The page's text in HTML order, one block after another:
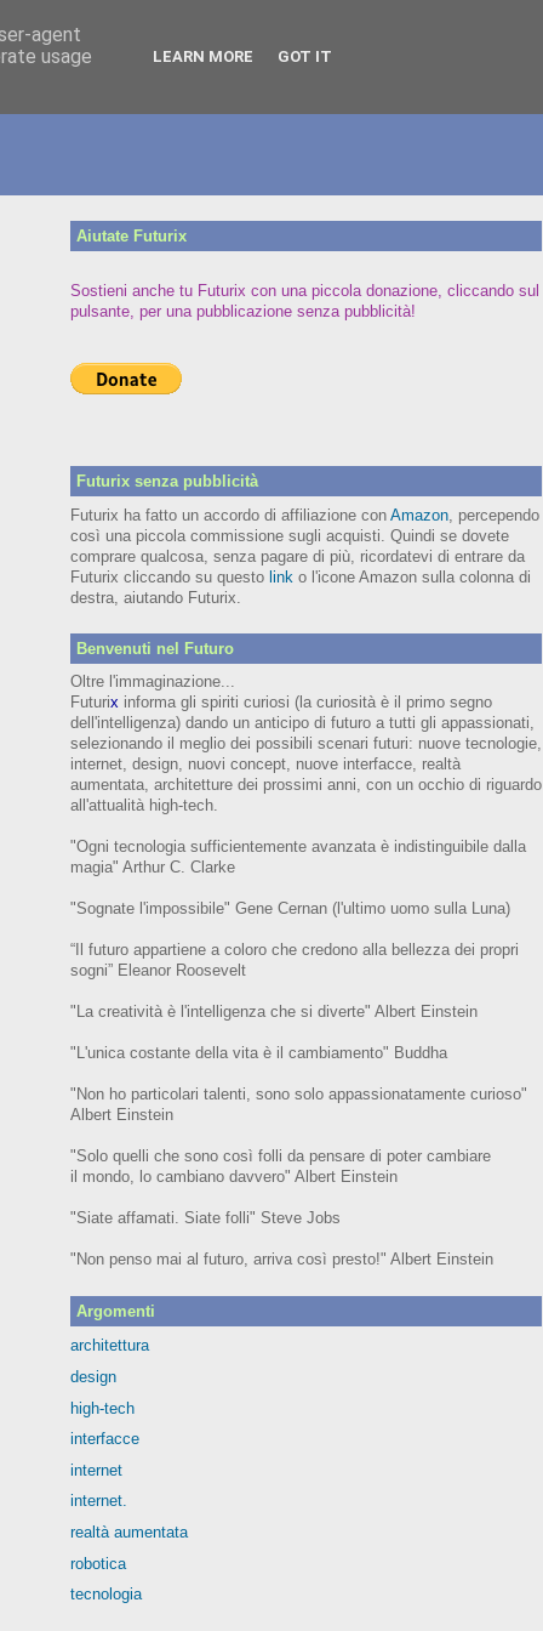
Aiutate Futurix
Sostieni anche tu Futurix con una piccola donazione, cliccando sul
pulsante, per una pubblicazione senza pubblicità!
Futurix senza pubblicità
Futurix ha fatto un accordo di affiliazione con Amazon, percependo
così una piccola commissione sugli acquisti. Quindi se dovete
comprare qualcosa, senza pagare di più, ricordatevi di entrare da
Futurix cliccando su questo link o l'icone Amazon sulla colonna di
destra, aiutando Futurix.
Benvenuti nel Futuro
Oltre l'immaginazione...
Futurix informa gli spiriti curiosi (la curiosità è il primo segno
dell'intelligenza)dando un anticipo di futuroa tutti gli appassionati,
selezionando il meglio dei possibili scenari futuri: nuove tecnologie,
internet, design, nuovi concept, nuove interfacce, realtà
aumentata, architetture dei prossimi anni, con un occhio di riguardo
all'attualità high-tech.
"Ogni tecnologia sufficientemente avanzata è indistinguibile dalla
magia" Arthur C. Clarke
"Sognate l'impossibile" Gene Cernan (l'ultimo uomo sulla Luna)
“Il futuro appartiene a coloro che credono alla bellezza dei propri
sogni” EleanorRoosevelt
"La creatività è l'intelligenza che si diverte" Albert Einstein
"L'unica costante della vita è il cambiamento" Buddha
"Non ho particolari talenti, sono solo appassionatamente curioso"
Albert Einstein
"Solo quelli che sono così folli da pensare di poter cambiare
il mondo, lo cambiano davvero" Albert Einstein
"Siate affamati. Siate folli" Steve Jobs
"Non penso mai al futuro, arriva così presto!" Albert Einstein
Argomenti
architettura
design
high-tech
interfacce
internet
internet.
realtà aumentata
robotica
tecnologia
agent
usage
LEARN MORE GOT IT